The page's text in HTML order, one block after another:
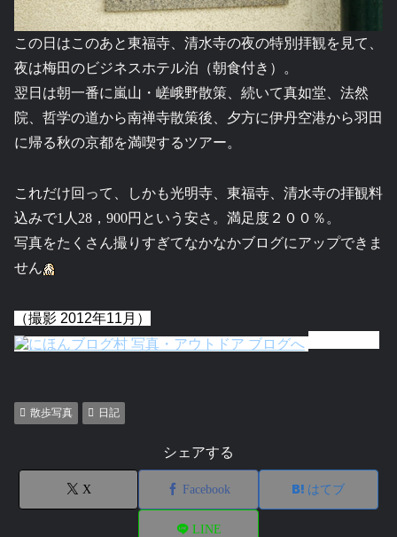
この日はこのあと東福寺、清水寺の夜の特別拝観を見て、
夜は梅田のビジネスホテル泊（朝食付き）。
翌日は朝一番に嵐山・嵯峨野散策、続いて真如堂、法然
院、哲学の道から南禅寺散策後、夕方に伊丹空港から羽田
に帰る秋の京都を満喫するツアー。
これだけ回って、しかも光明寺、東福寺、清水寺の拝観料
込みで1人28，900円という安さ。満足度２００％。
写真をたくさん撮りすぎてなかなかブログにアップできま
せん
（撮影 2012年11月）
散歩写真 日記
シェアする
X Facebook はてブ
LINE